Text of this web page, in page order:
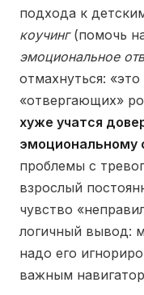
подхода к
коучинг(помочь
эмоциональное
отмахнуться:
«отвергающих»
хуже учатся
эмоциональному
проблемы с
взрослый
чувство
логичный вывод:
надо его
важным